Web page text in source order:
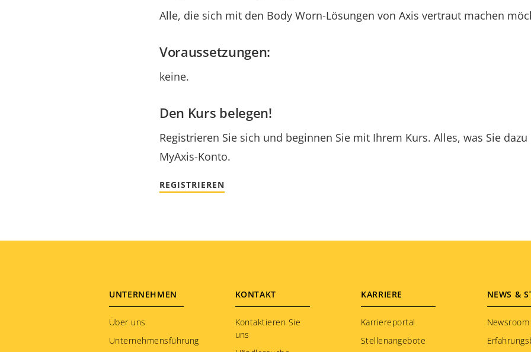
Alle, die sich mit den Body Worn-Lösungen von Axis vertraut machen
Voraussetzungen:
keine.
Den Kurs belegen!
Registrieren Sie sich und beginnen Sie mit Ihrem Kurs. Alles, was Sie
MyAxis-Konto.
REGISTRIEREN
Footer
menu
UNTERNEHMEN
Über uns
Unternehmensführung
KONTAKT
Kontaktieren Sie
uns
KARRIERE
Karriereportal
Stellenangebote
NEWS &
Newsroom